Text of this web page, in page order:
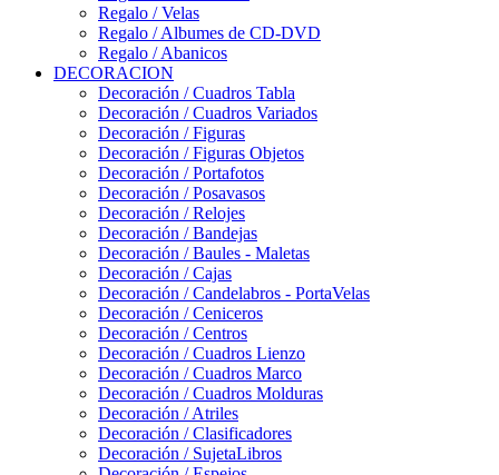
Regalo / Velas
Regalo / Albumes de CD-DVD
Regalo / Abanicos
DECORACION
Decoración / Cuadros Tabla
Decoración / Cuadros Variados
Decoración / Figuras
Decoración / Figuras Objetos
Decoración / Portafotos
Decoración / Posavasos
Decoración / Relojes
Decoración / Bandejas
Decoración / Baules - Maletas
Decoración / Cajas
Decoración / Candelabros - PortaVelas
Decoración / Ceniceros
Decoración / Centros
Decoración / Cuadros Lienzo
Decoración / Cuadros Marco
Decoración / Cuadros Molduras
Decoración / Atriles
Decoración / Clasificadores
Decoración / SujetaLibros